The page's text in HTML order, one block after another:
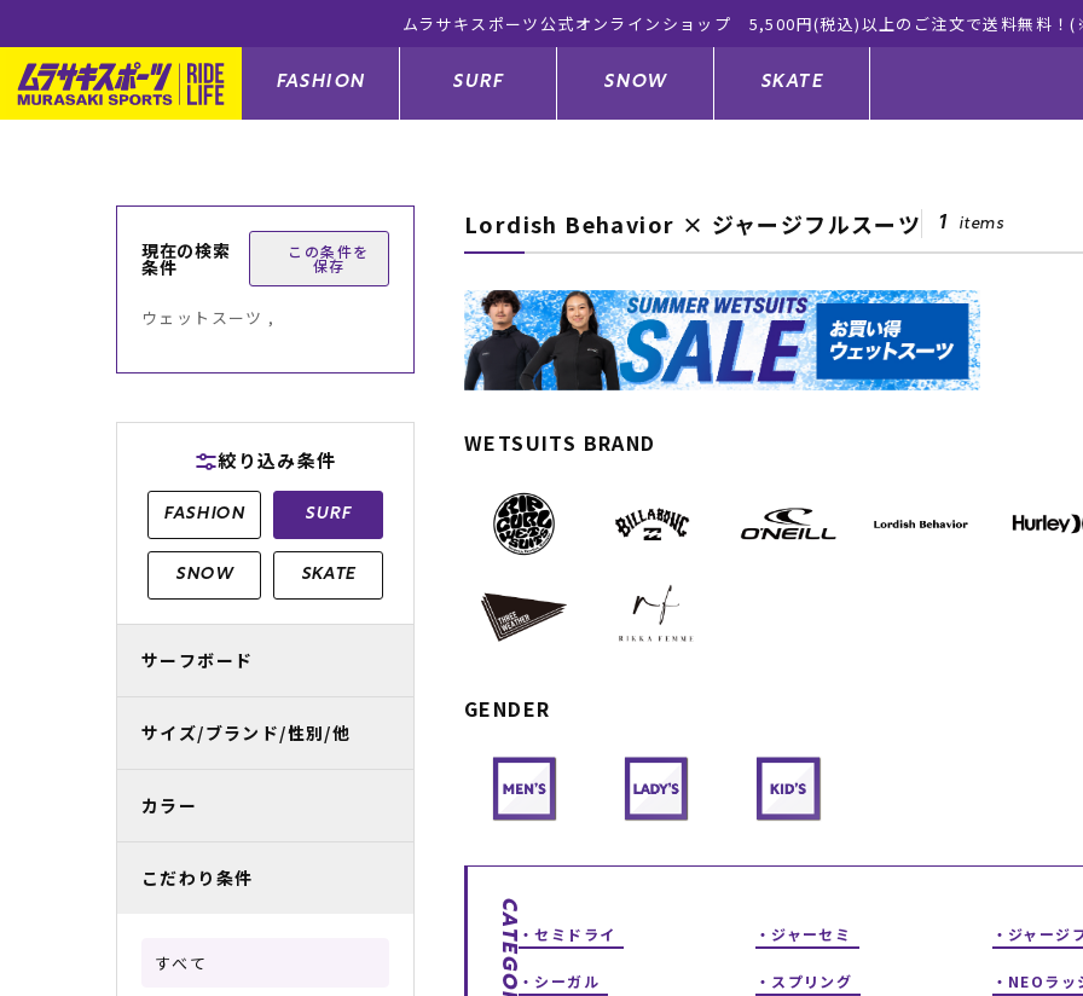
ムラ
FASHION
アウター/ジャケット トップス
シューズ サンダル
バッグ
メンズ水着 メンズラッシュガード
レディースラッシュガード レディースフィットネス
SURF
サーフボード ウェットスーツ
サーフボードメンテナンスグッズ キッズサーフィン
ボディーボード
GO ボディーボード 中古/アウトレット サーフボード
SNOW
スノーボード板 バインディング
スノーボードセット スノーボードウェア
スノーボードゴーグル
キッズスノーボードセット スノーボードグッズ
スノーボード レンタル リフト電子チケット
中古/アウトレット スノーウェア
SNOW TOP
SKATE
スケートボード キッズスケートボード
スケートボードグッズ
スケートボードメンテナンスグッ
ズ
GO スケートセット
Lordish Behavior × ジャージフルスーツ 1 items
WETSUITS BRAND
GENDER
CATEGORY セミドライ ジャーセミ ジャージ
シーガル スプリング NEOラッ
現在の検索
条件
この条件を
保存
ウェットスーツ ,
絞り込み条件
FASHION SURF
SNOW SKATE
サーフボード
サイズ/ブランド/性別/他
カラー
こだわり条件
すべて